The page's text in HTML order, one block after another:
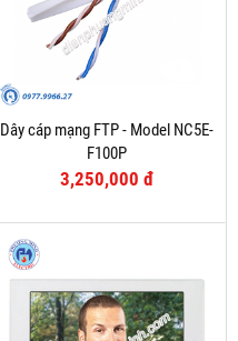
Dây cáp mạng FTP - Model NC5E-
F100P
3,250,000 đ